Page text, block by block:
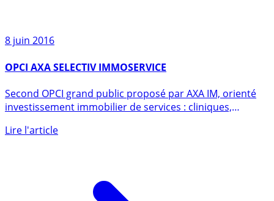
8 juin 2016
OPCI AXA SELECTIV IMMOSERVICE
Second OPCI grand public proposé par AXA IM, orienté
investissement immobilier de services : cliniques,
Lire l'article